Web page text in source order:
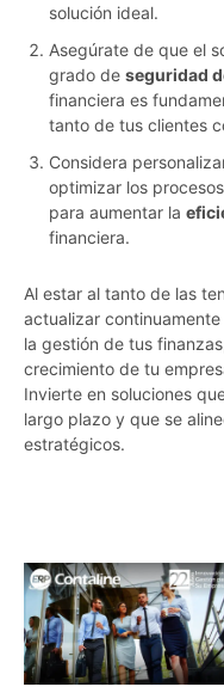
solución ideal.
Asegúrate de que el
grado de seguridad
financiera es
tanto de tus clientes
Considera
optimizar los
para aumentar la
financiera.
Al estar al tanto de las
actualizar
la gestión de tus
crecimiento de tu
Invierte en soluciones
largo plazo y que se
estratégicos.